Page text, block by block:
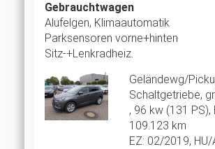
Gebrauchtwagen
Alufelgen, Klimaautomatik
Parksensoren vorne+hinten
Sitz-+Lenkradheiz.
Geländewg/
Schaltgetriebe,
, 96 kw (131 PS),
109.123 km
EZ: 02/2019,